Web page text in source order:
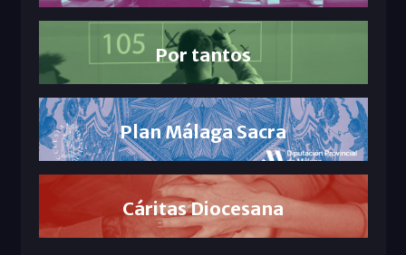
Por tantos
Plan Málaga Sacra
Cáritas Diocesana